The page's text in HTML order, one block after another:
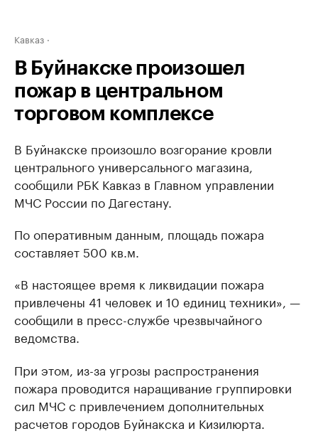
Кавказ
В Буйнакске произошел
пожар в центральном
торговом комплексе
В Буйнакске произошло возгорание кровли
центрального универсального магазина,
сообщили РБК Кавказ в Главном управлении
МЧС России по Дагестану.
По оперативным данным, площадь пожара
составляет 500 кв.м.
«В настоящее время к ликвидации пожара
привлечены 41 человек и 10 единиц техники», —
сообщили в пресс-службе чрезвычайного
ведомства.
При этом, из-за угрозы распространения
пожара проводится наращивание группировки
сил МЧС с привлечением дополнительных
расчетов городов Буйнакска и Кизилюрта.